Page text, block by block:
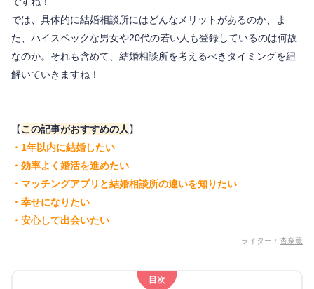
では、具体的に結婚相談所にはどんなメリットがあるのか、ま
た、ハイスペックな男女や20代の若い人も登録しているのは何故
なのか。それも含めて、結婚相談所を考えるべきタイミングを紐
解いていきますね！
【この記事がおすすめの人】
・1年以内に結婚したい
・効率よく婚活を進めたい
・マッチングアプリと結婚相談所の違いを知りたい
・幸せになりたい
・安心して出会いたい
ライター： 杏奈薫
目次